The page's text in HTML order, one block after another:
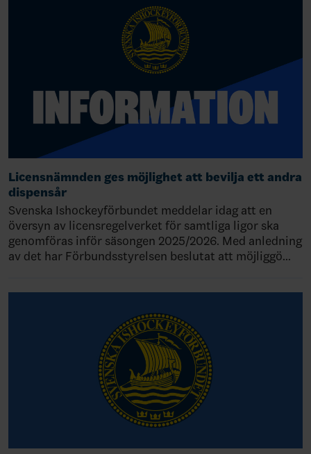
Licensnämnden ges möjlighet att bevilja ett andra
dispensår
Svenska Ishockeyförbundet meddelar idag att en
översyn av licensregelverket för samtliga ligor ska
genomföras inför säsongen 2025/2026. Med anledning
av det har Förbundsstyrelsen beslutat att möjliggö…